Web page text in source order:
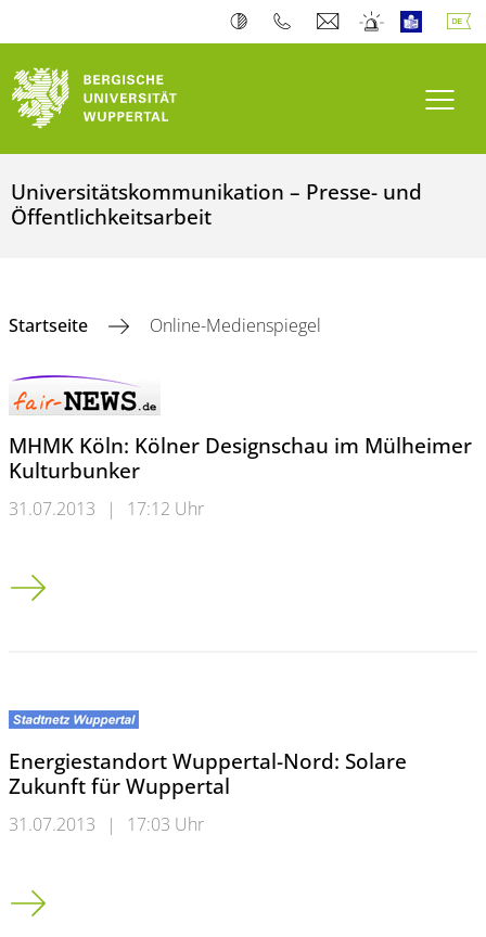
Universitätskommunikation – Presse- und
Öffentlichkeitsarbeit
Startseite Online-Medienspiegel
MHMK Köln: Kölner Designschau im Mülheimer
Kulturbunker
31.07.2013 | 17:12 Uhr
MHMK Köln: Kölner Designschau im Mülheimer Kulturbunker
Energiestandort Wuppertal-Nord: Solare
Zukunft für Wuppertal
31.07.2013 | 17:03 Uhr
Energiestandort Wuppertal-Nord: Solare Zukunft für